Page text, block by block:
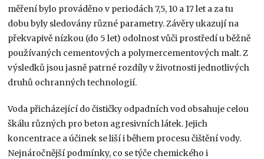
měření bylo prováděno v periodách 7,5, 10 a 17 let a za tu
dobu byly sledovány různé parametry. Závěry ukazují na
překvapivě nízkou (do 5 let) odolnost vůči prostředí u běžně
používaných cementových a polymercementových malt. Z
výsledků jsou jasně patrné rozdíly v životnosti jednotlivých
druhů ochranných technologií.
Voda přicházející do čističky odpadních vod obsahuje celou
škálu různých pro beton agresivních látek. Jejich
koncentrace a účinek se liší i během procesu čištění vody.
Nejnáročnější podmínky, co se týče chemického i